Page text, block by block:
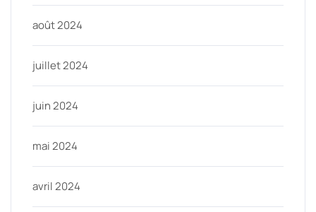
août 2024
juillet 2024
juin 2024
mai 2024
avril 2024